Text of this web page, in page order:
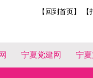
【回到首页】
宁夏党建网 宁夏